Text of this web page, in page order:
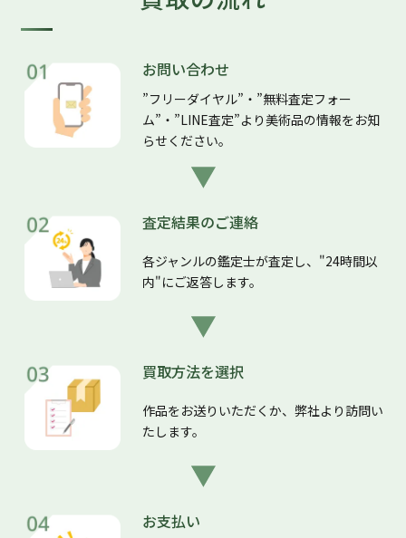
お問い合わせ
”フリーダイヤル”・”無料査定フォー
ム”・”LINE査定”より美術品の情報をお知
らせください。
査定結果のご連絡
各ジャンルの鑑定士が査定し、"24時間以
内"にご返答します。
買取方法を選択
作品をお送りいただくか、弊社より訪問い
たします。
お支払い